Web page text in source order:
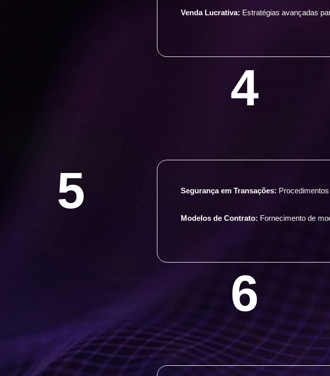
Venda Lucrativa: Estratégias avançadas
4
5 Segurança em Transações:
Modelos de Contrato: Fornecimento de
6